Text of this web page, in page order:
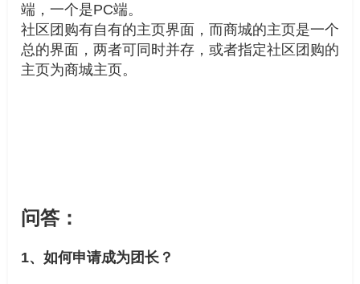
端，一个是PC端。
社区团购有自有的主页界面，而商城的主页是一个
总的界面，两者可同时并存，或者指定社区团购的
主页为商城主页。
问答：
1、如何申请成为团长？